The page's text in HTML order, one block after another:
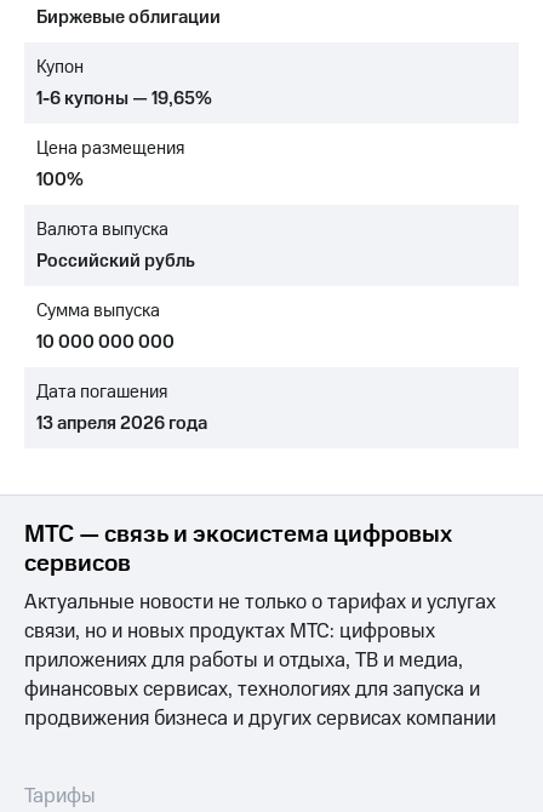
Достижения
Интервью
отчетность
Контакты
Новости
в
и акционерам
Корпоративное
Корпоративный
секретарь
Раскрытие
информации
Информация
акционерам
Документы
ПАО
"МТС"
Собрания
акционеров
Биржевые облигации
Купон
1-6 купоны — 19,65%
Цена размещения
100%
Валюта выпуска
Российский рубль
Сумма выпуска
10 000 000 000
Дата погашения
13 апреля 2026 года
МТС — связь и экосистема цифровых
сервисов
Актуальные новости не только о тарифах и услугах
связи, но и новых продуктах МТС: цифровых
приложениях для работы и отдыха, ТВ и медиа,
финансовых сервисах, технологиях для запуска и
продвижения бизнеса и других сервисах компании
Тарифы